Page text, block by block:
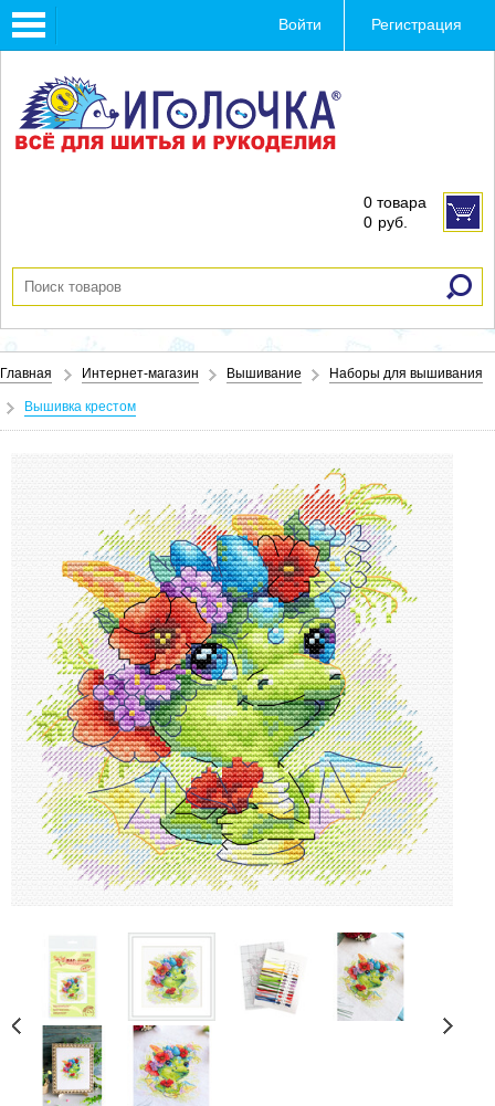
Toggle
navigation
Войти Регистрация
0 товара
0 руб.
Главная Интернет-магазин Вышивание Наборы для вышивания
Вышивка крестом